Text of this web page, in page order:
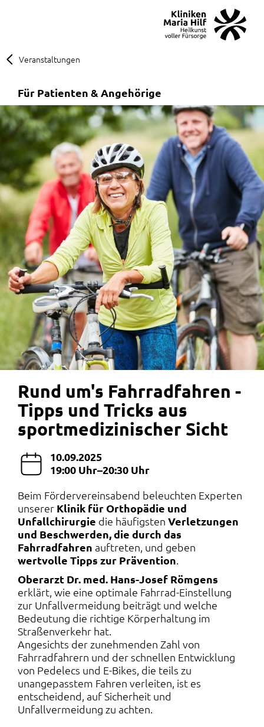
Veranstaltungen
Für Patienten & Angehörige
Rund um's Fahrradfahren -
Tipps und Tricks aus
sportmedizinischer Sicht
10.09.2025
19:00 Uhr–20:30 Uhr
Beim Fördervereinsabend beleuchten Experten
unserer Klinik für Orthopädie und
Unfallchirurgie die häufigsten Verletzungen
und Beschwerden, die durch das
Fahrradfahren auftreten, und geben
wertvolle Tipps zur Prävention.
Oberarzt Dr. med. Hans-Josef Römgens
erklärt, wie eine optimale Fahrrad-Einstellung
zur Unfallvermeidung beiträgt und welche
Bedeutung die richtige Körperhaltung im
Straßenverkehr hat.
Angesichts der zunehmenden Zahl von
Fahrradfahrern und der schnellen Entwicklung
von Pedelecs und E-Bikes, die teils zu
unangepasstem Fahren verleiten, ist es
entscheidend, auf Sicherheit und
Unfallvermeidung zu achten.